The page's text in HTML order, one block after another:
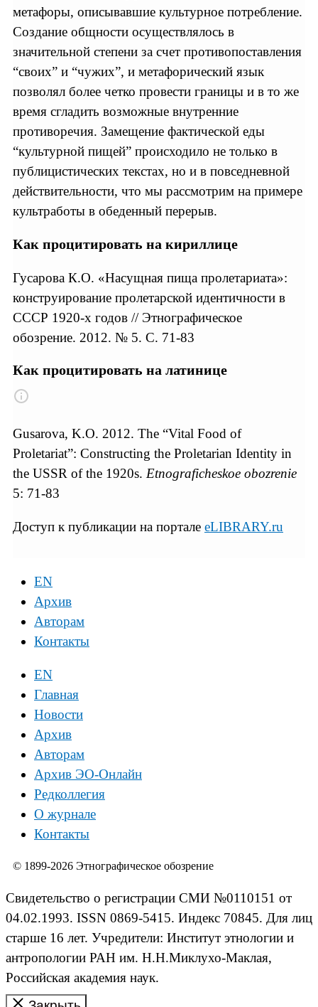
метафоры, описывавшие культурное потребление.
Создание общности осуществлялось в
значительной степени за счет противопоставления
“своих” и “чужих”, и метафорический язык
позволял более четко провести границы и в то же
время сгладить возможные внутренние
противоречия. Замещение фактической еды
“культурной пищей” происходило не только в
публицистических текстах, но и в повседневной
действительности, что мы рассмотрим на примере
культработы в обеденный перерыв.
Как процитировать на кириллице
Гусарова К.О. «Насущная пища пролетариата»:
конструирование пролетарской идентичности в
СССР 1920-х годов // Этнографическое
обозрение. 2012. № 5. С. 71-83
Как процитировать на латинице
Gusarova, K.O. 2012. The “Vital Food of
Proletariat”: Constructing the Proletarian Identity in
the USSR of the 1920s. Etnograficheskoe obozrenie
5: 71-83
Доступ к публикации на портале eLIBRARY.ru
EN
Архив
Авторам
Контакты
EN
Главная
Новости
Архив
Авторам
Архив ЭО-Онлайн
Редколлегия
О журнале
Контакты
© 1899-2026 Этнографическое обозрение
Свидетельство о регистрации СМИ №0110151 от
04.02.1993. ISSN 0869-5415. Индекс 70845. Для лиц
старше 16 лет. Учредители: Институт этнологии и
антропологии РАН им. Н.Н.Миклухо-Маклая,
Российская академия наук.